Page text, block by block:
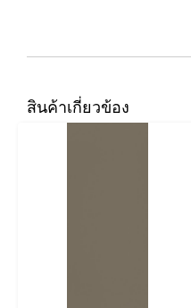
สินค้าเกี่ยวข้อง